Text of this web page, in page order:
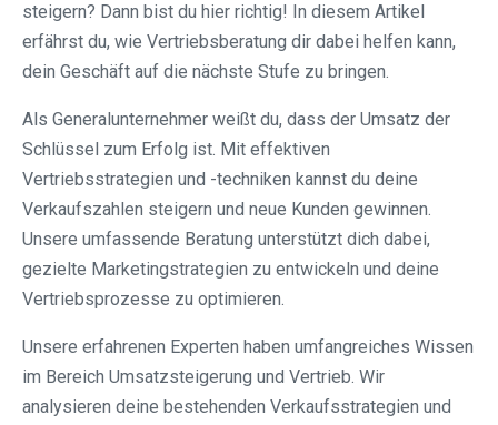
steigern? Dann bist du hier richtig! In diesem Artikel
erfährst du, wie Vertriebsberatung dir dabei helfen kann,
dein Geschäft auf die nächste Stufe zu bringen.
Als Generalunternehmer weißt du, dass der Umsatz der
Schlüssel zum Erfolg ist. Mit effektiven
Vertriebsstrategien und -techniken kannst du deine
Verkaufszahlen steigern und neue Kunden gewinnen.
Unsere umfassende Beratung unterstützt dich dabei,
gezielte Marketingstrategien zu entwickeln und deine
Vertriebsprozesse zu optimieren.
Unsere erfahrenen Experten haben umfangreiches Wissen
im Bereich Umsatzsteigerung und Vertrieb. Wir
analysieren deine bestehenden Verkaufsstrategien und